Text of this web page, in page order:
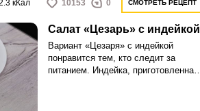
кКал 10153 0 СМОТРЕТЬ РЕЦЕПТ
Салат «Цезарь» с индейкой
Вариант «Цезаря» с индейкой
понравится тем, кто следит за
питанием. Индейка, приготовленная